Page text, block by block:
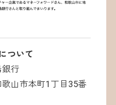
ついて
行
山市本町1丁目35番